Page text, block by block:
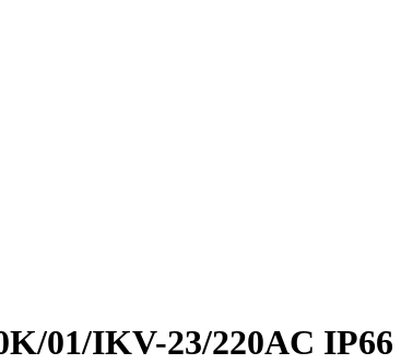
01/IKV-23/220AC IP66